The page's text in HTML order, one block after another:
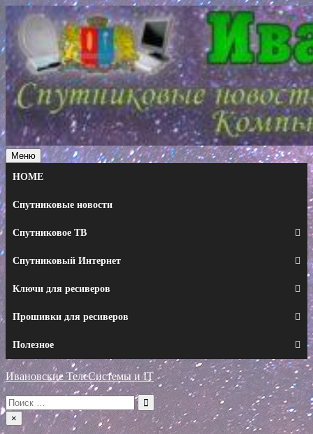
Перейти
к
содержимому
Меню
HOME
Спутниковые новости
Спутниковое ТВ
Спутниковый Интернет
Ключи для ресиверов
Прошивки для ресиверов
Полезное
Ивановские ТелеСистемы и IT
Искать:
×